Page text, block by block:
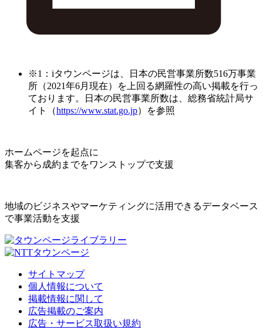
※1：iタウンページは、日本の民営事業所数516万事業
所（2021年6月現在）を上回る網羅性の高い掲載を行っ
ております。日本の民営事業所数は、総務省統計局サ
イト（https://www.stat.go.jp）を参照
ホームページを起点に
集客から成約までをワンストップで支援
地域のビジネスやマーケティングに活用できるデータベース
で事業活動を支援
サイトマップ
個人情報について
掲載情報に関して
広告掲載のご案内
広告・サービス取扱い規約